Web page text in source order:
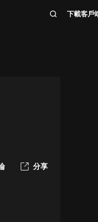
下載客戶
分享